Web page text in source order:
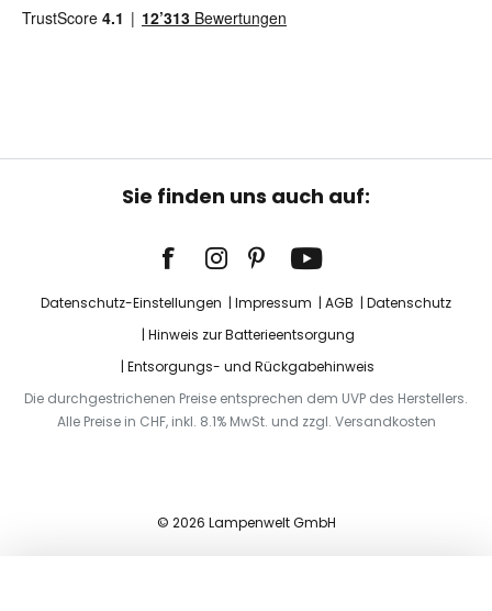
Sie finden uns auch auf:
Datenschutz-Einstellungen Impressum AGB
Datenschutz
Hinweis zur Batterieentsorgung
Entsorgungs- und Rückgabehinweis
Die durchgestrichenen Preise entsprechen dem UVP des Herstellers.
Alle Preise in CHF, inkl. 8.1% MwSt. und zzgl. Versandkosten
© 2026 Lampenwelt GmbH